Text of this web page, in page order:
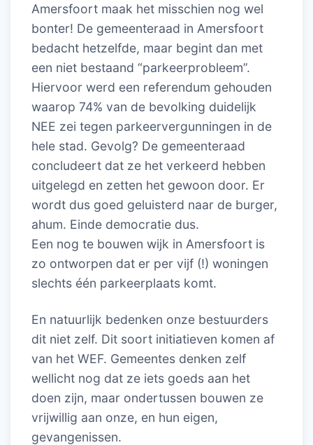
Amersfoort maak het misschien nog wel
bonter! De gemeenteraad in Amersfoort
bedacht hetzelfde, maar begint dan met
een niet bestaand “parkeerprobleem”.
Hiervoor werd een referendum gehouden
waarop 74% van de bevolking duidelijk
NEE zei tegen parkeervergunningen in de
hele stad. Gevolg? De gemeenteraad
concludeert dat ze het verkeerd hebben
uitgelegd en zetten het gewoon door. Er
wordt dus goed geluisterd naar de burger,
ahum. Einde democratie dus.
Een nog te bouwen wijk in Amersfoort is
zo ontworpen dat er per vijf (!) woningen
slechts één parkeerplaats komt.
En natuurlijk bedenken onze bestuurders
dit niet zelf. Dit soort initiatieven komen af
van het WEF. Gemeentes denken zelf
wellicht nog dat ze iets goeds aan het
doen zijn, maar ondertussen bouwen ze
vrijwillig aan onze, en hun eigen,
gevangenissen.